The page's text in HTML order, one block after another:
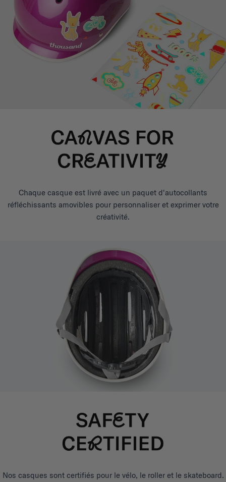
Chaque casque est livré avec un paquet d'autocollants
réfléchissants amovibles pour personnaliser et exprimer votre
créativité.
Nos casques sont certifiés pour le vélo, le roller et le skateboard.